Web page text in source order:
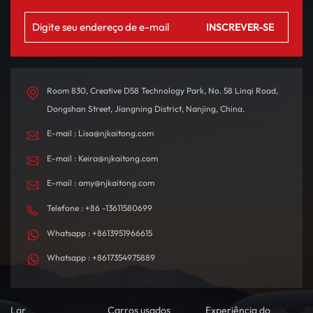
experiência de direção
emocionante. Com
autonomia de até 580 km
com uma única carga, foi
deslocamentos diários
quanto para viagens de
solar panorâmico para
uma experiência premium.
O interior é
meticulosamente
de alta qualidade, criando
um ambiente de condução
Room 830, Creative D58 Technology Park, No. 58 Linqi Road,
Dongshan Street, Jiangning District, Nanjing, China.
E-mail : Lisa@njkaitong.com
E-mail : Keira@njkaitong.com
E-mail : amy@njkaitong.com
Telefone : +86 -13611580699
Whatsapp : +8613951966615
Whatsapp : +8617354975889
Lar Carros usados Experiência do